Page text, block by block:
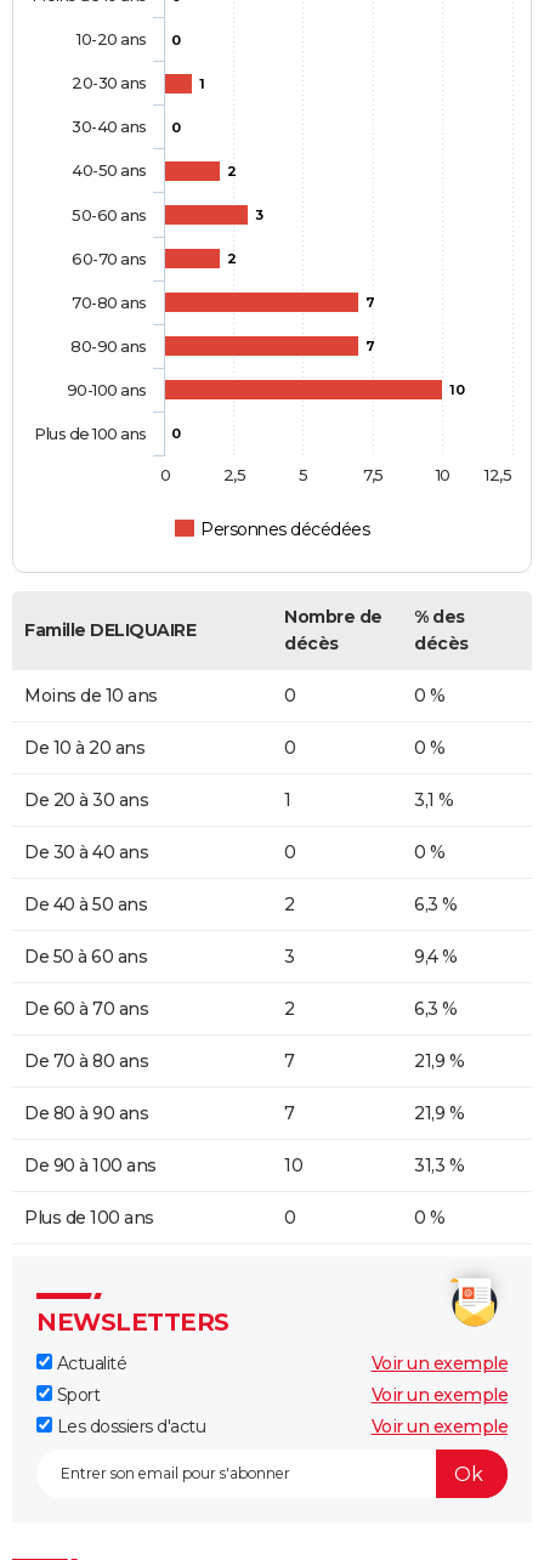
0
1
0
2
3
2
7
7
10
0
Personnes décédées
10-20 ans
20-30 ans
30-40 ans
40-50 ans
50-60 ans
60-70 ans
70-80 ans
80-90 ans
90-100 ans
Plus de 100 ans
0 10
2,5 5 7,5 12,5
Famille DELIQUAIRE
Nombre de
décès
% des
décès
Moins de 10 ans 0 0 %
De 10 à 20 ans 0 0 %
De 20 à 30 ans 1 3,1 %
De 30 à 40 ans 0 0 %
De 40 à 50 ans 2 6,3 %
De 50 à 60 ans 3 9,4 %
De 60 à 70 ans 2 6,3 %
De 70 à 80 ans 7 21,9 %
De 80 à 90 ans 7 21,9 %
De 90 à 100 ans 10 31,3 %
Plus de 100 ans 0 0 %
NEWSLETTERS
Actualité
Voir un exemple
Sport
Voir un exemple
Les dossiers d'actu
Voir un exemple